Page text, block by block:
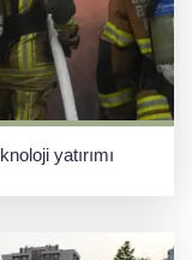
yatırımı